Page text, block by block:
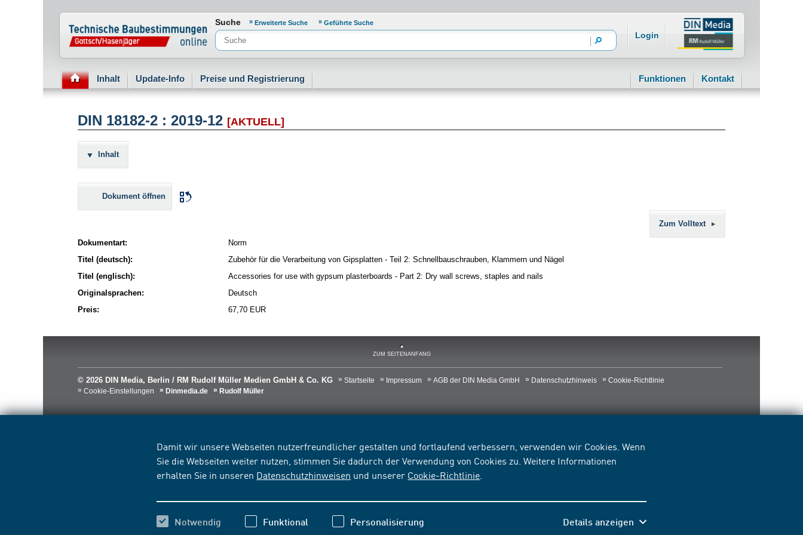
Damit wir unsere Webseiten nutzerfreundlicher gestalten und fortlaufend verbessern, verwenden wir Cookies. Wenn
Sie die Webseiten weiter nutzen, stimmen Sie dadurch der Verwendung von Cookies zu. Weitere Informationen
erhalten Sie in unseren Datenschutzhinweisen und unserer Cookie-Richtlinie
Notwendig Funktional Personalisierung Details anzeigen
Normenportal Barrierefreiheit
Suche Erweiterte Suche Geführte Suche
Login
Inhalt Update-Info Preise und Registrierung Funktionen Kontakt
DIN 18182-2 : 2019-12 [AKTUELL]
Inhalt
Dokument öffnen
Zum Volltext
Dokumentart:
Norm
Titel (deutsch):
Zubehör für die Verarbeitung von Gipsplatten - Teil 2: Schnellbauschrauben, Klammern und Nägel
Titel (englisch):
Accessories for use with gypsum plasterboards - Part 2: Dry wall screws, staples and nails
Originalsprachen:
Deutsch
Preis:
67,70 EUR
ZUM SEITENANFANG
© 2026 DIN Media, Berlin / RM Rudolf Müller Medien GmbH & Co. KG Startseite Impressum AGB der DIN Media GmbH Datenschutzhinweis
Cookie-Richtlinie
Cookie-Einstellungen
Dinmedia.de Rudolf Müller